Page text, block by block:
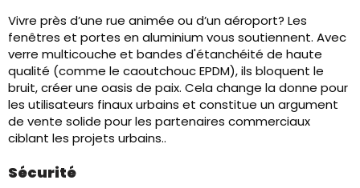
Vivre près d’une rue animée ou d’un aéroport? Les
fenêtres et portes en aluminium vous soutiennent. Avec
verre multicouche et bandes d'étanchéité de haute
qualité (comme le caoutchouc EPDM), ils bloquent le
bruit, créer une oasis de paix. Cela change la donne pour
les utilisateurs finaux urbains et constitue un argument
de vente solide pour les partenaires commerciaux
ciblant les projets urbains..
Sécurité